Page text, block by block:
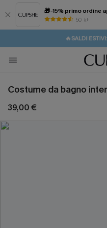
🎁-15% primo ordine
50 k+
⚡️-15% SUGLI
🔥SALDI ESTIVI:
🚚SPEDIZIONE
💌REGALO PER I
Costume da bagno
39,00 €